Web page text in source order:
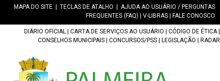
MAPA DO SITE TECLAS DE ATALHO
AJUDA AO USUÁRIO / PERGUNTAS
FREQUENTES (FAQ)
V-LIBRAS FALE CONOSCO
DIÁRIO OFICIAL CARTA DE SERVIÇOS AO USUÁRIO CÓDIGO DE ÉTICA|
CONSELHOS MUNICIPAIS
CONCURSOS/PSS LEGISLAÇÃO RADAR